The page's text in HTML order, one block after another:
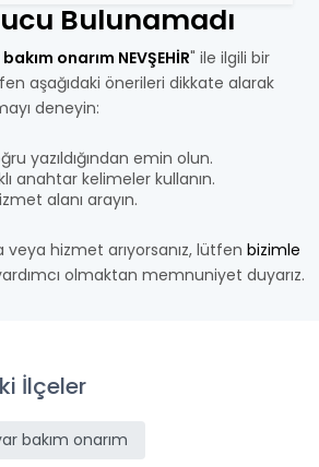
Bulunamadı
onarım NEVŞEHİR" ile ilgili bir
aşağıdaki önerileri dikkate alarak
deneyin:
yazıldığından emin olun.
anahtar kelimeler kullanın.
alanı arayın.
hizmet arıyorsanız, lütfen bizimle
olmaktan memnuniyet duyarız.
İlçeler
bakım onarım